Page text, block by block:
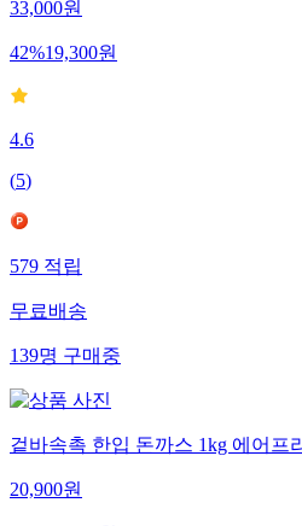
33,000원
42%19,300원
4.6
(5)
579적립
무료배송
139명구매중
겉바속촉 한입 돈까스 1kg 에어프
20,900원